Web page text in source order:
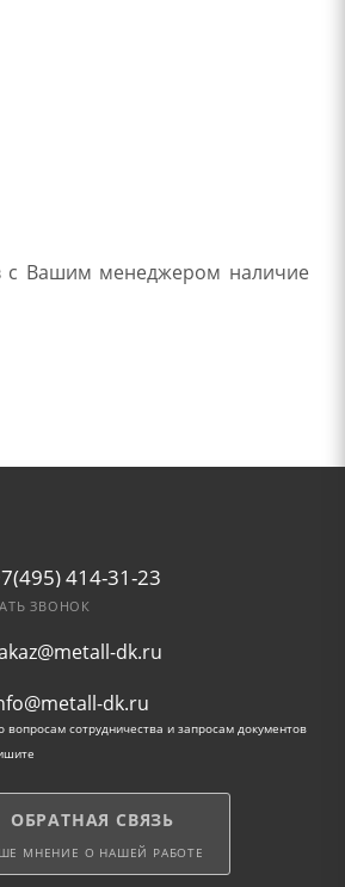
с Вашим менеджером наличие
414-31-23
ЗВОНОК
dk.ru
dk.ru
вопросам сотрудничества и запросам документов
ОБРАТНАЯ СВЯЗЬ
МНЕНИЕ О НАШЕЙ РАБОТЕ